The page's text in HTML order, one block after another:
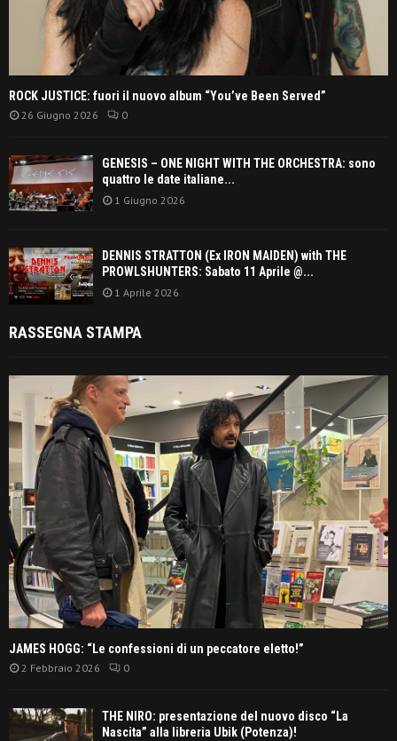
ROCK JUSTICE: fuori il nuovo album “You’ve Been Served”
26 Giugno 2026 0
GENESIS – ONE NIGHT WITH THE ORCHESTRA: sono
quattro le date italiane...
1 Giugno 2026
DENNIS STRATTON (Ex IRON MAIDEN) with THE
PROWLSHUNTERS: Sabato 11 Aprile @...
1 Aprile 2026
RASSEGNA STAMPA
JAMES HOGG: “Le confessioni di un peccatore eletto!”
2 Febbraio 2026 0
THE NIRO: presentazione del nuovo disco “La
Nascita” alla libreria Ubik (Potenza)!